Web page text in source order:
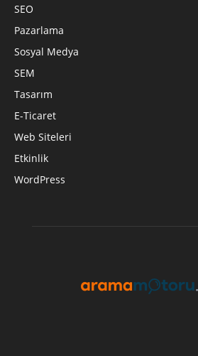
SEO
Pazarlama
Sosyal Medya
SEM
Tasarım
E-Ticaret
Web Siteleri
Etkinlik
WordPress